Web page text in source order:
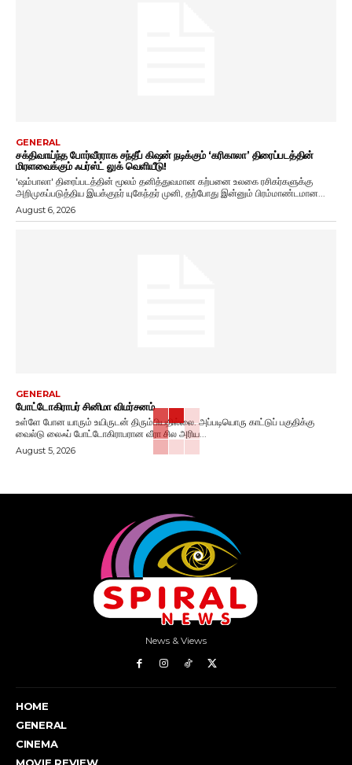
GENERAL
சக்திவாய்ந்த போர்வீரராக சந்தீப் கிஷன் நடிக்கும் ‘கரிகாலா’ திரைப்படத்தின்
மிரளவைக்கும் ஃபர்ஸ்ட் லுக் வெளியீடு!
'ஷம்பாலா' திரைப்படத்தின் மூலம் தனித்துவமான கற்பனை உலகை ரசிகர்களுக்கு
அறிமுகப்படுத்திய இயக்குநர் யுகேந்தர் முனி, தற்போது இன்னும் பிரம்மாண்டமான...
August 6, 2026
GENERAL
போட்டோகிராபர் சினிமா விமர்சனம்
உள்ளே போன யாரும் உயிருடன் திரும்பியதில்லை. அப்படியொரு காட்டுப் பகுதிக்கு
வைல்டு லைஃப் போட்டோகிராபரான வீரா சில அரிய...
August 5, 2026
News & Views
HOME
GENERAL
CINEMA